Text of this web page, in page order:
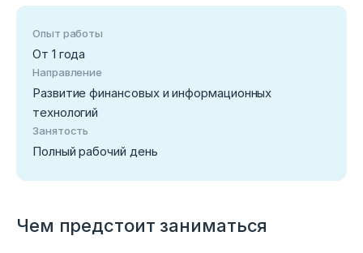
Опыт работы
От 1 года
Направление
Развитие финансовых и информационных
технологий
Занятость
Полный рабочий день
Чем предстоит заниматься